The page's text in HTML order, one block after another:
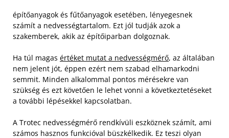
építőanyagok és fűtőanyagok esetében, lényegesnek
számít a nedvességtartalom. Ezt jól tudják azok a
szakemberek, akik az építőiparban dolgoznak.
Ha túl magas értéket mutat a nedvességmérő, az általában
nem jelent jót, éppen ezért nem szabad elhamarkodni
semmit. Minden alkalommal pontos mérésekre van
szükség és ezt követően le lehet vonni a következtetéseket
a további lépésekkel kapcsolatban.
A Trotec nedvességmérő rendkívüli eszköznek számít, ami
számos hasznos funkcióval büszkélkedik. Ez teszi olyan